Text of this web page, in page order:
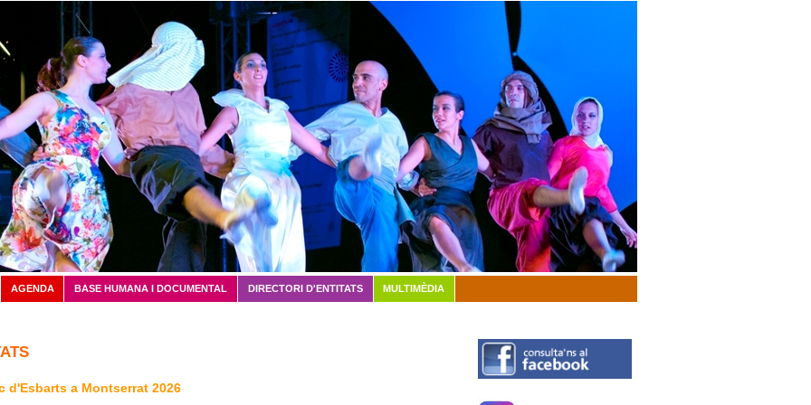
Vés al contingut
d'Esbarts a Montserrat 2026
AGENDA BASE HUMANA I DOCUMENTAL DIRECTORI D'ENTITATS MULTIMÈDIA